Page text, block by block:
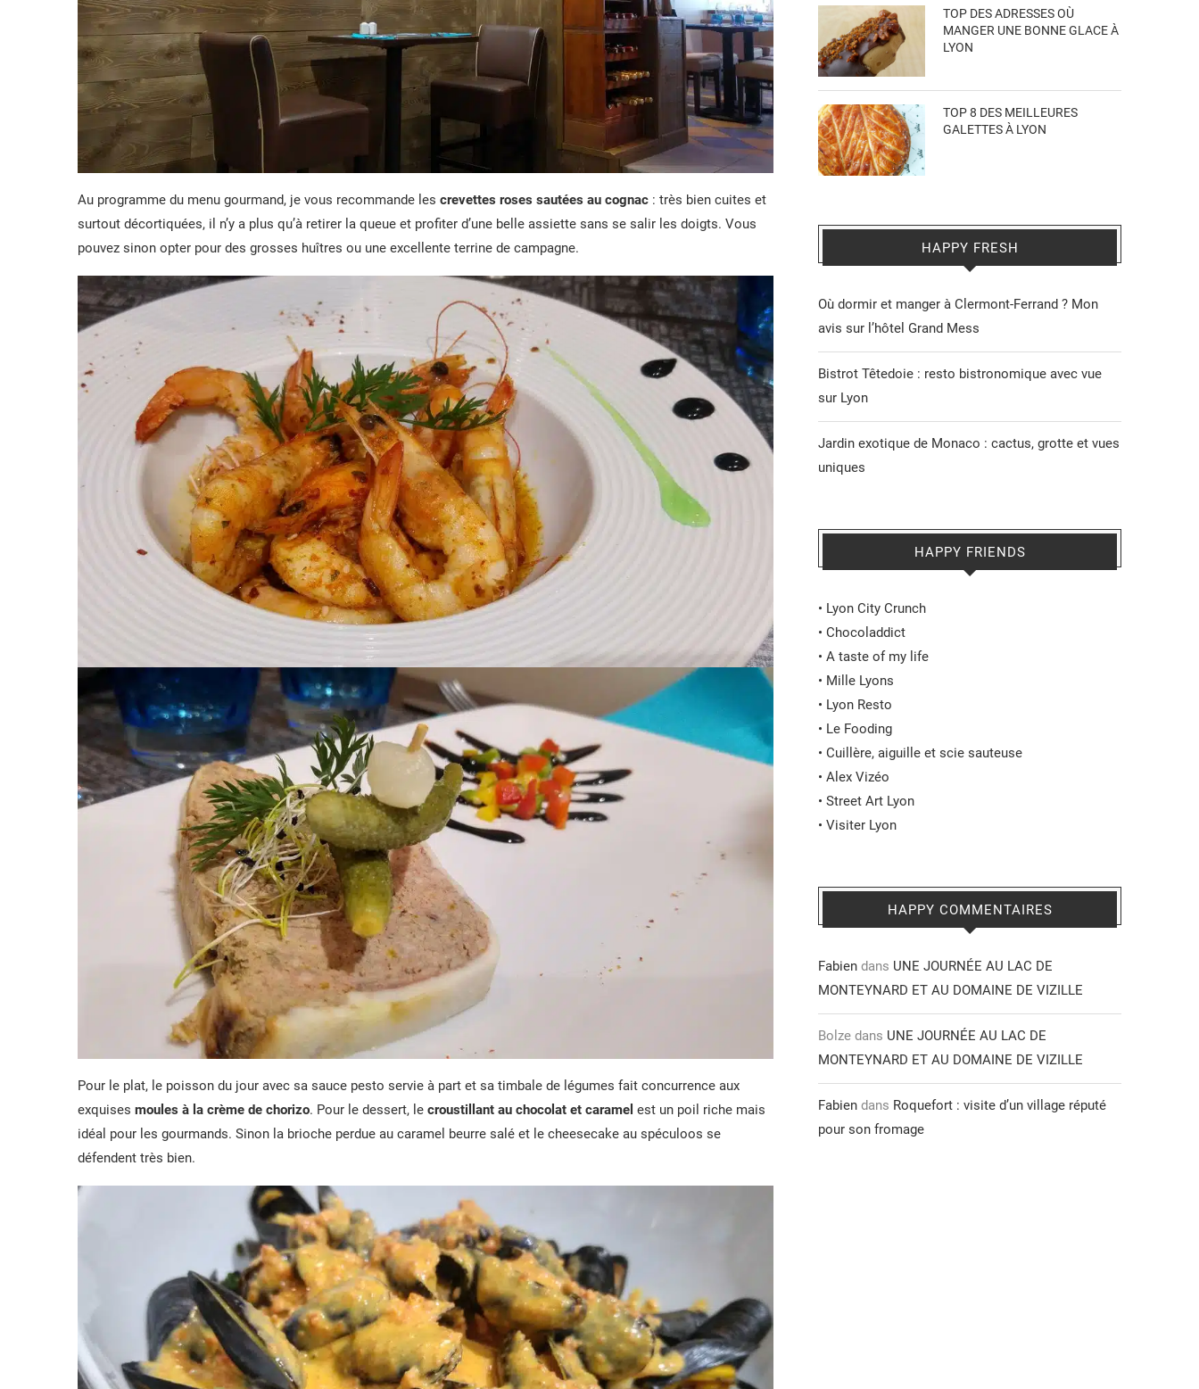
Au programme du menu gourmand, je vous recommande les crevettes roses sautées au cognac : très bien cuites et
surtout décortiquées, il n’y a plus qu’à retirer la queue et profiter d’une belle assiette sans se salir les doigts. Vous
pouvez sinon opter pour des grosses huîtres ou une excellente terrine de campagne.
Pour le plat, le poisson du jour avec sa sauce pesto servie à part et sa timbale de légumes fait concurrence aux
exquises moules à la crème de chorizo. Pour le dessert, le croustillant au chocolat et caramel est un poil riche mais
idéal pour les gourmands. Sinon la brioche perdue au caramel beurre salé et le cheesecake au spéculoos se
défendent très bien.
TOP DES ADRESSES OÙ
MANGER UNE BONNE GLACE À
LYON
TOP 8 DES MEILLEURES
GALETTES À LYON
HAPPY FRESH
Où dormir et manger à Clermont-Ferrand ? Mon
avis sur l’hôtel Grand Mess
Bistrot Têtedoie : resto bistronomique avec vue
sur Lyon
Jardin exotique de Monaco : cactus, grotte et vues
uniques
HAPPY FRIENDS
• Lyon City Crunch
• Chocoladdict
• A taste of my life
• Mille Lyons
• Lyon Resto
• Le Fooding
• Cuillère, aiguille et scie sauteuse
• Alex Vizéo
• Street Art Lyon
• Visiter Lyon
HAPPY COMMENTAIRES
Fabien dans UNE JOURNÉE AU LAC DE
MONTEYNARD ET AU DOMAINE DE VIZILLE
Bolze dans UNE JOURNÉE AU LAC DE
MONTEYNARD ET AU DOMAINE DE VIZILLE
Fabien dans Roquefort : visite d’un village réputé
pour son fromage